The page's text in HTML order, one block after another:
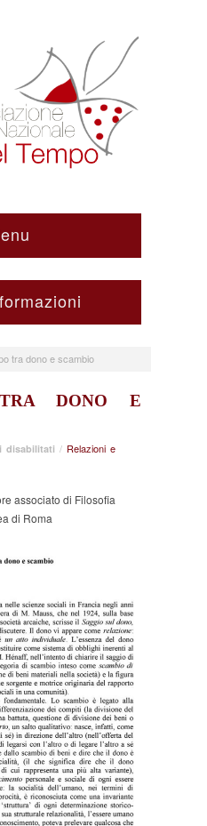
tra dono e scambio
DONO E
disabilitati su
tra
/ Relazioni e
associato di Filosofia
di Roma